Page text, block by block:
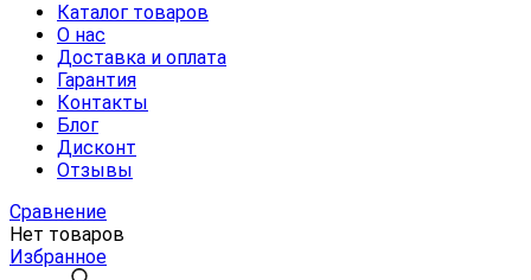
Каталог товаров
О нас
Доставка и оплата
Гарантия
Контакты
Блог
Дисконт
Отзывы
Сравнение
Нет товаров
Избранное